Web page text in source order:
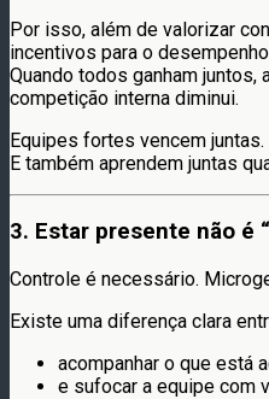
Por isso, além de valorizar
incentivos para o
Quando todos ganham
competição interna diminui.
Equipes fortes vencem juntas.
E também aprendem juntas
3. Estar presente não é
Controle é necessário.
Existe uma diferença clara
acompanhar o que está
e sufocar a equipe com